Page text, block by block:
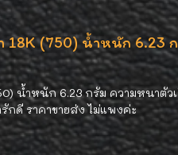
18K (750) น้ำหนัก 6.23
น้ำหนัก 6.23 กรัม ความหนาตัว
กดี ราคาขายส่ง ไม่แพงค่ะ